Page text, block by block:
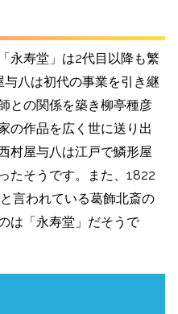
永寿堂」は2代目以降も繁
八は初代の事業を引き継
との関係を築き柳亭種彦
の作品を広く世に送り出
村屋与八は江戸で鱗形屋
たそうです。また、1822
言われている葛飾北斎の
は「永寿堂」だそうで